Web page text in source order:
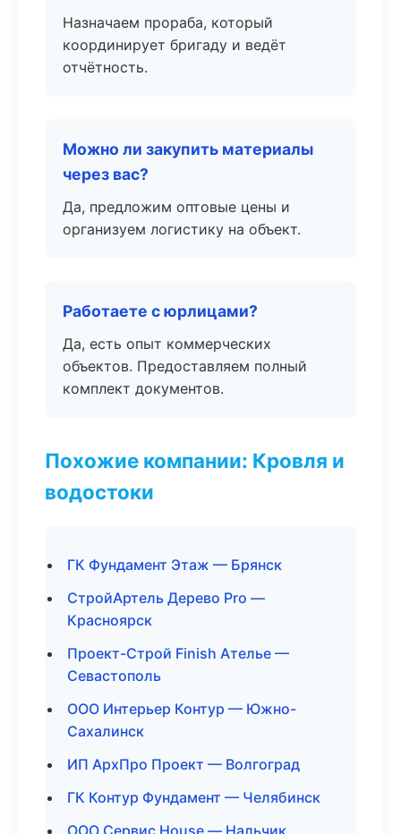
Назначаем прораба, который
координирует бригаду и ведёт
отчётность.
Можно ли закупить материалы
через вас?
Да, предложим оптовые цены и
организуем логистику на объект.
Работаете с юрлицами?
Да, есть опыт коммерческих
объектов. Предоставляем полный
комплект документов.
Похожие компании: Кровля и
водостоки
ГК Фундамент Этаж — Брянск
СтройАртель Дерево Pro —
Красноярск
Проект-Строй Finish Ателье —
Севастополь
ООО Интерьер Контур — Южно-
Сахалинск
ИП АрхПро Проект — Волгоград
ГК Контур Фундамент — Челябинск
ООО Сервис House — Нальчик